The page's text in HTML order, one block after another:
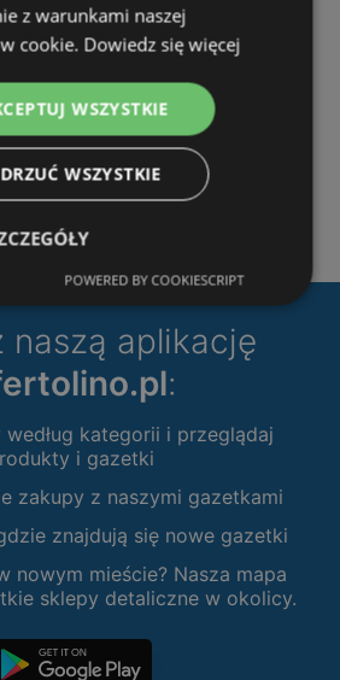
naszą aplikację
:
kategorii i przeglądaj
i gazetki
zakupy z naszymi gazetkami
znajdują się nowe gazetki
nowym mieście? Nasza mapa
sklepy detaliczne w okolicy.
z warunkami naszej
cookie. Dowiedz się więcej
WSZYSTKIE
WSZYSTKIE
POWERED BY COOKIESCRIPT